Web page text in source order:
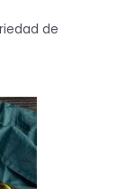
de